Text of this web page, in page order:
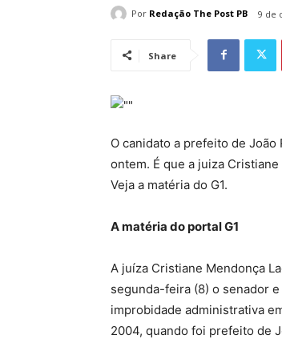
Por Redação The Post PB 9 de
Share
O canidato a prefeito de
ontem. É que a juiza
Veja a matéria do G1.
A matéria do portal G1
A juíza Cristiane Mendonça
segunda-feira (8) o senador
improbidade administrativa
2004, quando foi prefeito de